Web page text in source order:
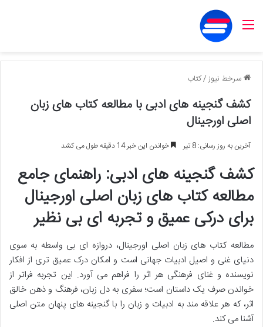
منو
سرخط نیوز/کتاب
کشف گنجینه های ادبی با مطالعه کتاب های زبان
اصلی اورجینال
آخرین به روز رسانی: 8 تیر خواندن این خبر 14 دقیقه طول می کشد
کشف گنجینه های ادبی: راهنمای جامع
مطالعه کتاب های زبان اصلی اورجینال
برای درکی عمیق و تجربه ای بی نظیر
مطالعه کتاب های زبان اصلی اورجینال، دروازه ای بی واسطه به سوی
دنیای غنی و اصیل ادبیات جهانی است و امکان درک عمیق تری از افکار
نویسنده و غنای فرهنگی هر اثر را فراهم می آورد. این تجربه فراتر از
خواندن صرف یک داستان است؛ سفری به دل زبان، فرهنگ و ذهن خالق
اثر، که هر علاقه مند به ادبیات و زبان را با گنجینه های پنهان متن اصلی
آشنا می کند.